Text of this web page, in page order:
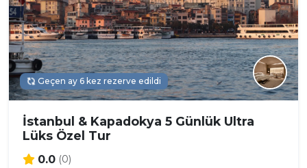
Geçen ay 6 kez rezerve edildi
İstanbul & Kapadokya 5 Günlük Ultra
Lüks Özel Tur
0.0 (0)